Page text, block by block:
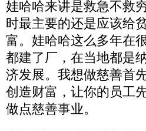
娃哈哈来讲是救急不救
时最主要的还是应该给
富。娃哈哈这么多年在
都建了厂，在当地都是
济发展。我想做慈善首
创造财富，让你的员工
做点慈善事业。